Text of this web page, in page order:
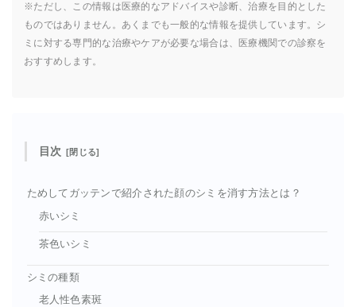
※ただし、この情報は医療的なアドバイスや診断、治療を目的とした
ものではありません。あくまでも一般的な情報を提供しています。シ
ミに対する専門的な治療やケアが必要な場合は、医療機関での診察を
おすすめします。
目次
ためしてガッテンで紹介された顔のシミを消す方法とは？
赤いシミ
茶色いシミ
シミの種類
老人性色素斑